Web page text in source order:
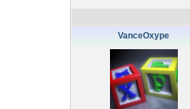
VanceOxype